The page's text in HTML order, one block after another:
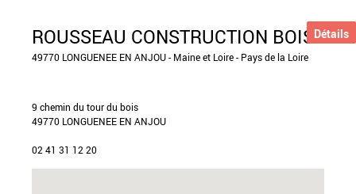
ROUSSEAU CONSTRUCTION BOIS
49770 LONGUENEE EN ANJOU - Maine et Loire - Pays de la Loire
9 chemin du tour du bois
49770 LONGUENEE EN ANJOU
02 41 31 12 20
Détails